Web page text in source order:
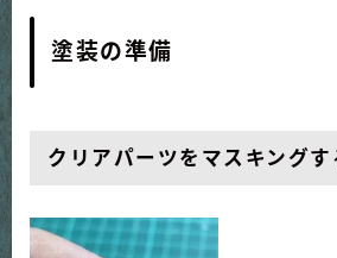
塗装の準備
クリアパーツをマスキングす